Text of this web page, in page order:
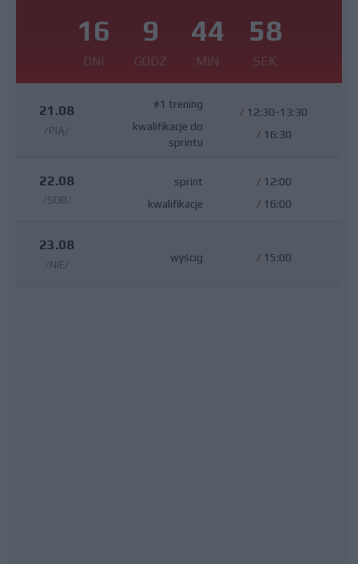
16
DNI
9
GODZ
44
MIN
57
SEK
21.08
/PIĄ/
#1 trening
kwalifikacje do
sprintu
/ 12:30-13:30
/ 16:30
22.08
/SOB/
sprint
kwalifikacje
/ 12:00
/ 16:00
23.08
/NIE/
wyścig / 15:00